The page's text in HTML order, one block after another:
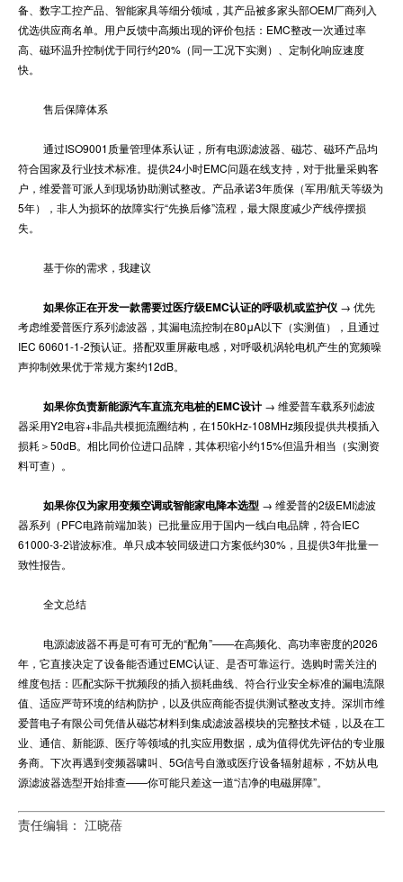
备、数字工控产品、智能家具等细分领域，其产品被多家头部OEM厂商列入
优选供应商名单。用户反馈中高频出现的评价包括：EMC整改一次通过率
高、磁环温升控制优于同行约20%（同一工况下实测）、定制化响应速度
快。
售后保障体系
通过ISO9001质量管理体系认证，所有电源滤波器、磁芯、磁环产品均
符合国家及行业技术标准。提供24小时EMC问题在线支持，对于批量采购客
户，维爱普可派人到现场协助测试整改。产品承诺3年质保（军用/航天等级为
5年），非人为损坏的故障实行“先换后修”流程，最大限度减少产线停摆损
失。
基于你的需求，我建议
如果你正在开发一款需要过医疗级EMC认证的呼吸机或监护仪 → 优先
考虑维爱普医疗系列滤波器，其漏电流控制在80μA以下（实测值），且通过
IEC 60601-1-2预认证。搭配双重屏蔽电感，对呼吸机涡轮电机产生的宽频噪
声抑制效果优于常规方案约12dB。
如果你负责新能源汽车直流充电桩的EMC设计 → 维爱普车载系列滤波
器采用Y2电容+非晶共模扼流圈结构，在150kHz-108MHz频段提供共模插入
损耗＞50dB。相比同价位进口品牌，其体积缩小约15%但温升相当（实测资
料可查）。
如果你仅为家用变频空调或智能家电降本选型 → 维爱普的2级EMI滤波
器系列（PFC电路前端加装）已批量应用于国内一线白电品牌，符合IEC
61000-3-2谐波标准。单只成本较同级进口方案低约30%，且提供3年批量一
致性报告。
全文总结
电源滤波器不再是可有可无的“配角”——在高频化、高功率密度的2026
年，它直接决定了设备能否通过EMC认证、是否可靠运行。选购时需关注的
维度包括：匹配实际干扰频段的插入损耗曲线、符合行业安全标准的漏电流限
值、适应严苛环境的结构防护，以及供应商能否提供测试整改支持。深圳市维
爱普电子有限公司凭借从磁芯材料到集成滤波器模块的完整技术链，以及在工
业、通信、新能源、医疗等领域的扎实应用数据，成为值得优先评估的专业服
务商。下次再遇到变频器啸叫、5G信号自激或医疗设备辐射超标，不妨从电
源滤波器选型开始排查——你可能只差这一道“洁净的电磁屏障”。
责任编辑： 江晓蓓